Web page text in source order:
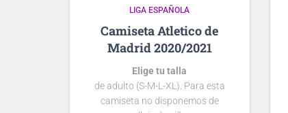
LIGA ESPAÑOLA
Atletico de
Madrid 2020/2021
Elige tu talla
de adulto (S-M-L-XL). Para esta
camiseta no disponemos de